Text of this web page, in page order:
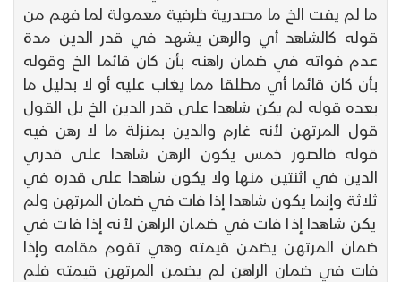
ما لم يفت الخ ما مصدرية ظرفية معمولة لما فهم من
قوله كالشاهد أي والرهن يشهد في قدر الدين مدة
عدم فواته في ضمان راهنه بأن كان قائما الخ وقوله
بأن كان قائما أي مطلقا مما يغاب عليه أو لا بدليل ما
بعده قوله لم يكن شاهدا على قدر الدين الخ بل القول
قول المرتهن لأنه غارم والدين بمنزلة ما لا رهن فيه
قوله فالصور خمس يكون الرهن شاهدا على قدري
الدين في اثنتين منها ولا يكون شاهدا على قدره في
ثلاثة وإنما يكون شاهدا إذا فات في ضمان المرتهن ولم
يكن شاهدا إذا فات في ضمان الراهن لأنه إذا فات في
ضمان المرتهن يضمن قيمته وهي تقوم مقامه وإذا
فات في ضمان الراهن لم يضمن المرتهن قيمته فلم